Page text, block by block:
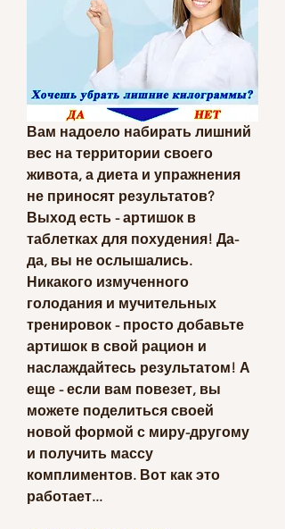
Вам надоело набирать лишний
вес на территории своего
живота, а диета и упражнения
не приносят результатов?
Выход есть - артишок в
таблетках для похудения! Да-
да, вы не ослышались.
Никакого измученного
голодания и мучительных
тренировок - просто добавьте
артишок в свой рацион и
наслаждайтесь результатом! А
еще - если вам повезет, вы
можете поделиться своей
новой формой с миру-другому
и получить массу
комплиментов. Вот как это
работает...